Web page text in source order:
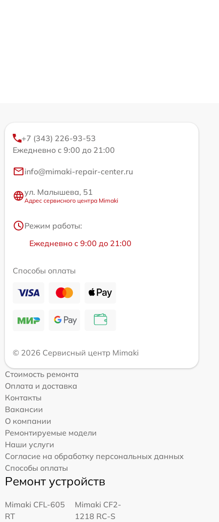
+7 (343) 226-93-53
Ежедневно с 9:00 до 21:00
info@mimaki-repair-center.ru
ул. Малышева, 51
Адрес сервисного центра Mimaki
Режим работы:
Ежедневно с 9:00 до 21:00
Способы оплаты
© 2026 Сервисный центр Mimaki
Стоимость ремонта
Оплата и доставка
Контакты
Вакансии
О компании
Ремонтируемые модели
Наши услуги
Согласие на обработку персональных данных
Способы оплаты
Ремонт устройств
Mimaki CFL-605
RT
Mimaki CF2-
1218 RC-S